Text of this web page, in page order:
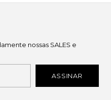
nossas SALES e